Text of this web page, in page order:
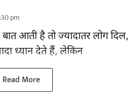
pm
आती है तो ज्यादातर लोग दिल,
ध्यान देते हैं, लेकिन
Read More